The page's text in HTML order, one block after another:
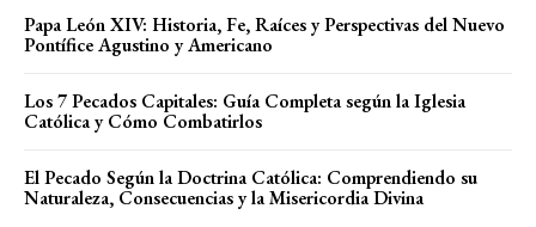
Papa León XIV: Historia, Fe, Raíces y Perspectivas del Nuevo
Pontífice Agustino y Americano
Los 7 Pecados Capitales: Guía Completa según la Iglesia
Católica y Cómo Combatirlos
El Pecado Según la Doctrina Católica: Comprendiendo su
Naturaleza, Consecuencias y la Misericordia Divina